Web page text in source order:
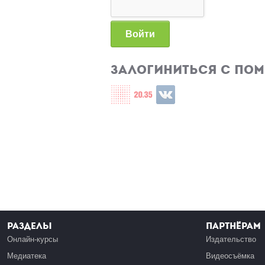
Войти
Залогиниться с
Login with СЦОС
Login with u2035
Login with ВКонтакте
Разделы
Онлайн-курсы
Медиатека
Партнёрам
Издательство
Видеосъёмка